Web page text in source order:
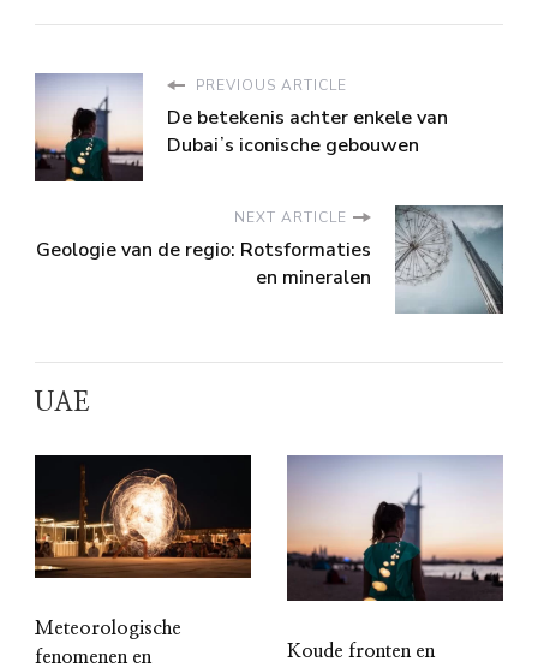
PREVIOUS ARTICLE
De betekenis achter enkele van
Dubaiʼs iconische gebouwen
NEXT ARTICLE
Geologie van de regio: Rotsformaties
en mineralen
UAE
Meteorologische
fenomenen en
Koude fronten en